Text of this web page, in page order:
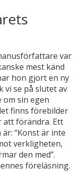
var
mest känd
hon gjort en ny
vi se på slutet av
om sin egen
finns förebilder
att förändra. Ett
“Konst är inte
verkligheten,
den med”.
föreläsning.